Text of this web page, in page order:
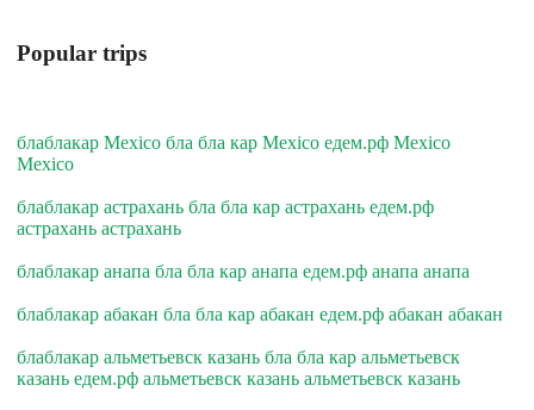
Popular trips
блаблакар Mexico бла бла кар Mexico едем.рф Mexico
Mexico
блаблакар астрахань бла бла кар астрахань едем.рф
астрахань астрахань
блаблакар анапа бла бла кар анапа едем.рф анапа анапа
блаблакар абакан бла бла кар абакан едем.рф абакан абакан
блаблакар альметьевск казань бла бла кар альметьевск
казань едем.рф альметьевск казань альметьевск казань